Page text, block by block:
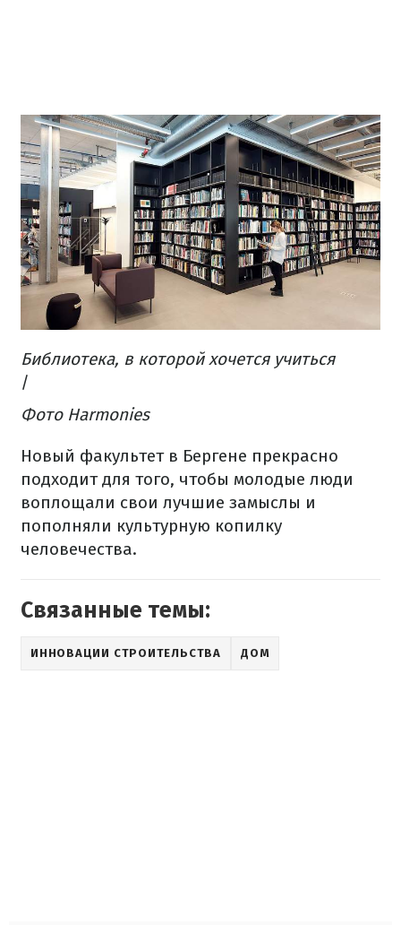
Библиотека, в которой хочется учиться
/
Фото Harmonies
Новый факультет в Бергене прекрасно
подходит для того, чтобы молодые люди
воплощали свои лучшие замыслы и
пополняли культурную копилку
человечества.
Связанные темы:
ИННОВАЦИИ СТРОИТЕЛЬСТВА ДОМ